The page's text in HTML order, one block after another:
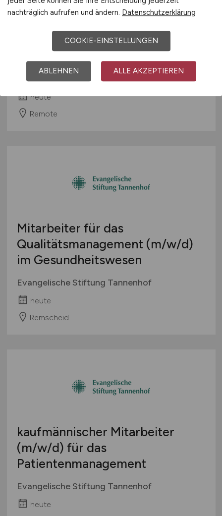
Qualitätskontrolle im
HomeOffice
ScaleXperts GmbH
heute
Remote
Mitarbeiter für das
Qualitätsmanagement (m/w/d)
im Gesundheitswesen
Evangelische Stiftung Tannenhof
heute
Remscheid
kaufmännischer Mitarbeiter
(m/w/d) für das
Patientenmanagement
Evangelische Stiftung Tannenhof
heute
nachträglich aufrufen und ändern. Datenschutzerklärung
COOKIE-EINSTELLUNGEN
ABLEHNEN ALLE AKZEPTIEREN